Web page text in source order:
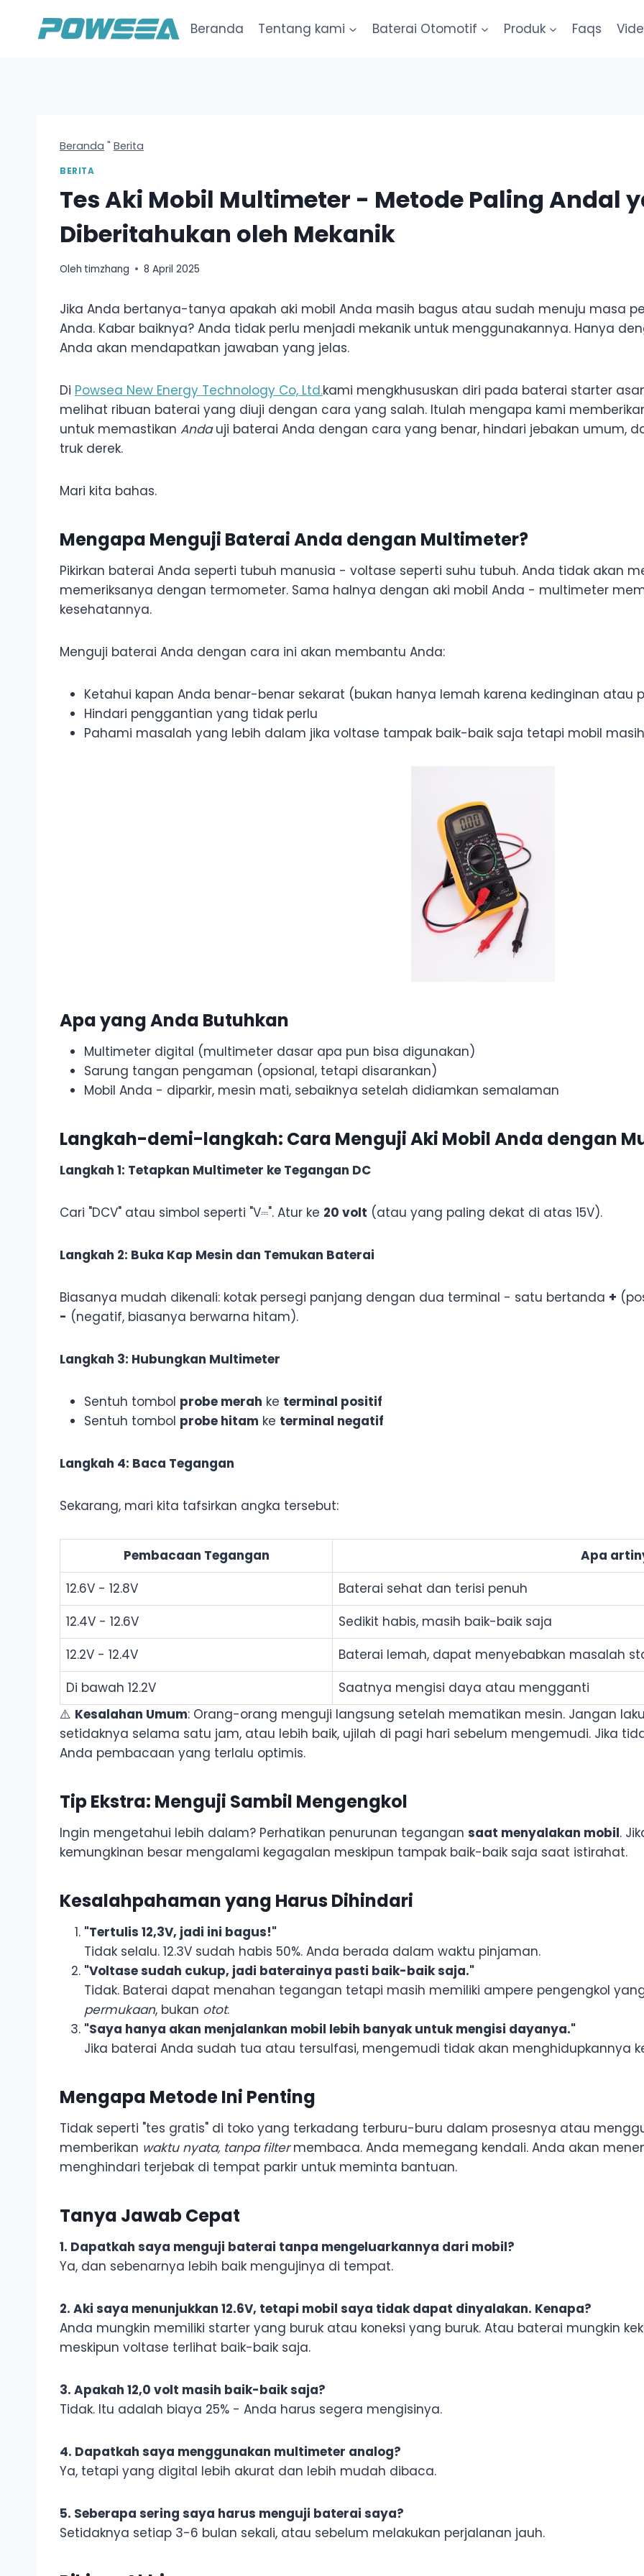
Beranda Tentang kami Baterai Otomotif Produk Faqs
Beranda " Berita
BERITA
Tes Aki Mobil Multimeter - Metode Paling Andal
Diberitahukan oleh Mekanik
Oleh timzhang 8 April 2025
Jika Anda bertanya-tanya apakah aki mobil Anda masih bagus atau sudah menuju masa
Anda. Kabar baiknya? Anda tidak perlu menjadi mekanik untuk menggunakannya. Hanya
Anda akan mendapatkan jawaban yang jelas.
Di Powsea New Energy Technology Co, Ltd.kami mengkhususkan diri pada baterai starter
melihat ribuan baterai yang diuji dengan cara yang salah. Itulah mengapa kami
untuk memastikan Andauji baterai Anda dengan cara yang benar, hindari jebakan umum,
truk derek.
Mari kita bahas.
Mengapa Menguji Baterai Anda dengan Multimeter?
Pikirkan baterai Anda seperti tubuh manusia - voltase seperti suhu tubuh. Anda tidak akan
memeriksanya dengan termometer. Sama halnya dengan aki mobil Anda - multimeter
kesehatannya.
Menguji baterai Anda dengan cara ini akan membantu Anda:
Ketahui kapan Anda benar-benar sekarat (bukan hanya lemah karena kedinginan atau
Hindari penggantian yang tidak perlu
Pahami masalah yang lebih dalam jika voltase tampak baik-baik saja tetapi mobil
Apa yang Anda Butuhkan
Multimeter digital (multimeter dasar apa pun bisa digunakan)
Sarung tangan pengaman (opsional, tetapi disarankan)
Mobil Anda - diparkir, mesin mati, sebaiknya setelah didiamkan semalaman
Langkah-demi-langkah: Cara Menguji Aki Mobil Anda dengan
Langkah 1: Tetapkan Multimeter ke Tegangan DC
Cari "DCV" atau simbol seperti "V⎓". Atur ke 20 volt (atau yang paling dekat di atas 15V).
Langkah 2: Buka Kap Mesin dan Temukan Baterai
Biasanya mudah dikenali: kotak persegi panjang dengan dua terminal - satu bertanda +
- (negatif, biasanya berwarna hitam).
Langkah 3: Hubungkan Multimeter
Sentuh tombol probe merah ke terminal positif
Sentuh tombol probe hitam ke terminal negatif
Langkah 4: Baca Tegangan
Sekarang, mari kita tafsirkan angka tersebut:
Pembacaan Tegangan
Apa
12.6V - 12.8V
Baterai sehat dan terisi penuh
12.4V - 12.6V
Sedikit habis, masih baik-baik saja
12.2V - 12.4V
Baterai lemah, dapat menyebabkan masalah
Di bawah 12.2V
Saatnya mengisi daya atau mengganti
⚠️ Kesalahan Umum: Orang-orang menguji langsung setelah mematikan mesin. Jangan
setidaknya selama satu jam, atau lebih baik, ujilah di pagi hari sebelum mengemudi. Jika
Anda pembacaan yang terlalu optimis.
Tip Ekstra: Menguji Sambil Mengengkol
Ingin mengetahui lebih dalam? Perhatikan penurunan tegangan saat menyalakan mobil.
kemungkinan besar mengalami kegagalan meskipun tampak baik-baik saja saat istirahat.
Kesalahpahaman yang Harus Dihindari
"Tertulis 12,3V, jadi ini bagus!"
Tidak selalu. 12.3V sudah habis 50%. Anda berada dalam waktu pinjaman.
"Voltase sudah cukup, jadi baterainya pasti baik-baik saja."
Tidak. Baterai dapat menahan tegangan tetapi masih memiliki ampere pengengkol
permukaan, bukan otot.
"Saya hanya akan menjalankan mobil lebih banyak untuk mengisi dayanya."
Jika baterai Anda sudah tua atau tersulfasi, mengemudi tidak akan menghidupkannya
Mengapa Metode Ini Penting
Tidak seperti "tes gratis" di toko yang terkadang terburu-buru dalam prosesnya atau
memberikan waktu nyata, tanpa filtermembaca. Anda memegang kendali. Anda akan
menghindari terjebak di tempat parkir untuk meminta bantuan.
Tanya Jawab Cepat
1. Dapatkah saya menguji baterai tanpa mengeluarkannya dari mobil?
Ya, dan sebenarnya lebih baik mengujinya di tempat.
2. Aki saya menunjukkan 12.6V, tetapi mobil saya tidak dapat dinyalakan. Kenapa?
Anda mungkin memiliki starter yang buruk atau koneksi yang buruk. Atau baterai mungkin
meskipun voltase terlihat baik-baik saja.
3. Apakah 12,0 volt masih baik-baik saja?
Tidak. Itu adalah biaya 25% - Anda harus segera mengisinya.
4. Dapatkah saya menggunakan multimeter analog?
Ya, tetapi yang digital lebih akurat dan lebih mudah dibaca.
5. Seberapa sering saya harus menguji baterai saya?
Setidaknya setiap 3-6 bulan sekali, atau sebelum melakukan perjalanan jauh.